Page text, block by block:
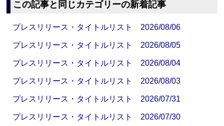
この記事と同じカテゴリーの新着記事
プレスリリース・タイトルリスト 2026/08/06
プレスリリース・タイトルリスト 2026/08/05
プレスリリース・タイトルリスト 2026/08/04
プレスリリース・タイトルリスト 2026/08/03
プレスリリース・タイトルリスト 2026/07/31
プレスリリース・タイトルリスト 2026/07/30